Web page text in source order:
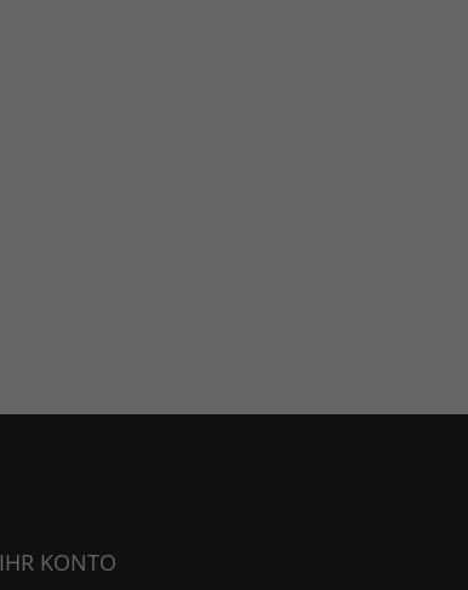
IHR KONTO